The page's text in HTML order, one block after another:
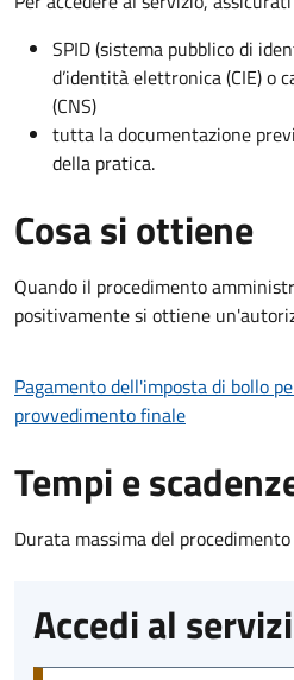
SPID (sistema pubblico di
d’identità elettronica (CIE) o
(CNS)
tutta la documentazione
della pratica.
Cosa si ottiene
Quando il procedimento
positivamente si ottiene
Pagamento dell'imposta di bollo
provvedimento finale
Tempi e
Durata massima del
Accedi al